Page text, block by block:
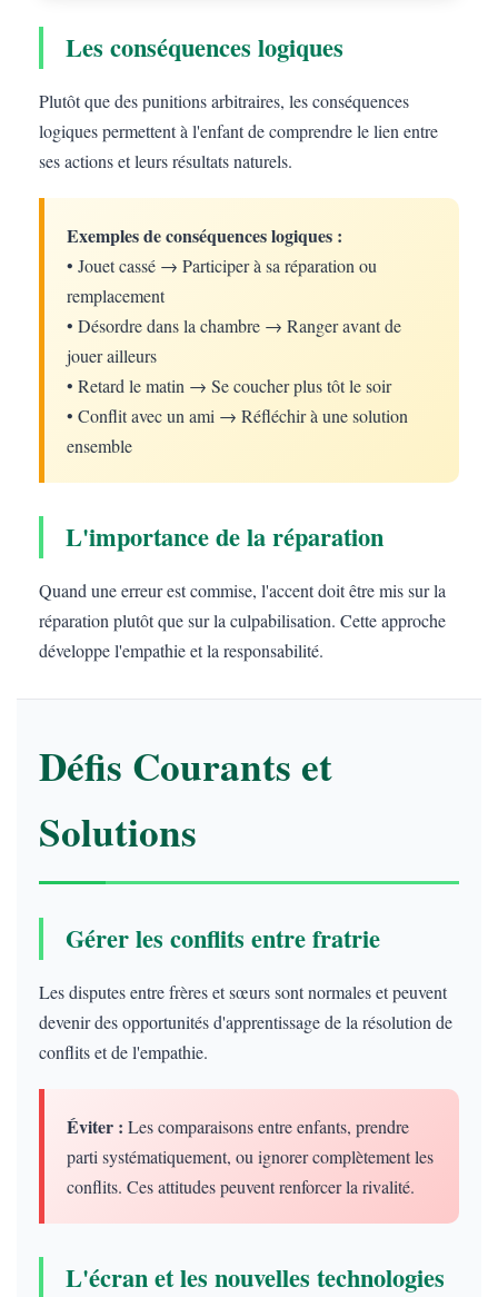
Les conséquences logiques
Plutôt que des punitions arbitraires, les conséquences
logiques permettent à l'enfant de comprendre le lien entre
ses actions et leurs résultats naturels.
Exemples de conséquences logiques :
• Jouet cassé → Participer à sa réparation ou
remplacement
• Désordre dans la chambre → Ranger avant de
jouer ailleurs
• Retard le matin → Se coucher plus tôt le soir
• Conflit avec un ami → Réfléchir à une solution
ensemble
L'importance de la réparation
Quand une erreur est commise, l'accent doit être mis sur la
réparation plutôt que sur la culpabilisation. Cette approche
développe l'empathie et la responsabilité.
Défis Courants et
Solutions
Gérer les conflits entre fratrie
Les disputes entre frères et sœurs sont normales et peuvent
devenir des opportunités d'apprentissage de la résolution de
conflits et de l'empathie.
Éviter : Les comparaisons entre enfants, prendre
parti systématiquement, ou ignorer complètement les
conflits. Ces attitudes peuvent renforcer la rivalité.
L'écran et les nouvelles technologies